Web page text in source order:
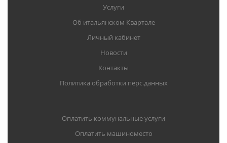
Услуги
Об итальянском Квартале
Личный кабинет
Новости
Контакты
Политика обработки перс.данных
Оплатить коммунальные услуги
Оплатить машиноместо